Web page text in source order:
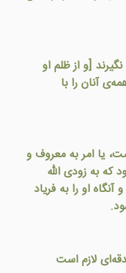
[و از ظلم او
آنان را با
یا امر به معروف و
که به زودی الله
او را به فرياد
لازم است